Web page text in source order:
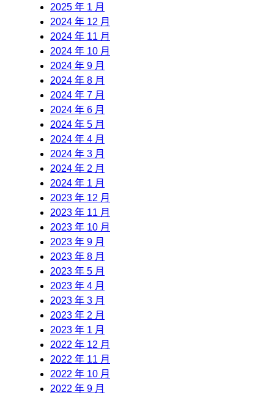
2025 年 1 月
2024 年 12 月
2024 年 11 月
2024 年 10 月
2024 年 9 月
2024 年 8 月
2024 年 7 月
2024 年 6 月
2024 年 5 月
2024 年 4 月
2024 年 3 月
2024 年 2 月
2024 年 1 月
2023 年 12 月
2023 年 11 月
2023 年 10 月
2023 年 9 月
2023 年 8 月
2023 年 5 月
2023 年 4 月
2023 年 3 月
2023 年 2 月
2023 年 1 月
2022 年 12 月
2022 年 11 月
2022 年 10 月
2022 年 9 月